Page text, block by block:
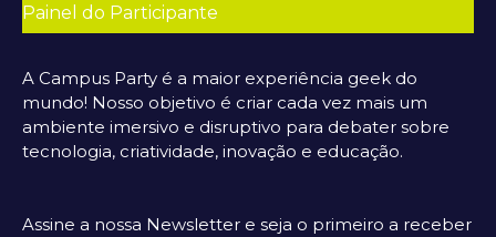
Painel do Participante
A Campus Party é a maior experiência geek do
mundo! Nosso objetivo é criar cada vez mais um
ambiente imersivo e disruptivo para debater sobre
tecnologia, criatividade, inovação e educação.
Assine a nossa Newsletter e seja o primeiro a receber